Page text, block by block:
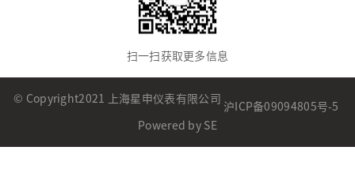
扫一扫获取更多信息
© Copyright2021 上海星申仪表有限公司
沪ICP备09094805号-5
Powered by SE